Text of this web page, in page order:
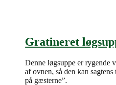
Gratineret
Denne løgsuppe er rygende
af ovnen, så den kan
på gæsterne”.